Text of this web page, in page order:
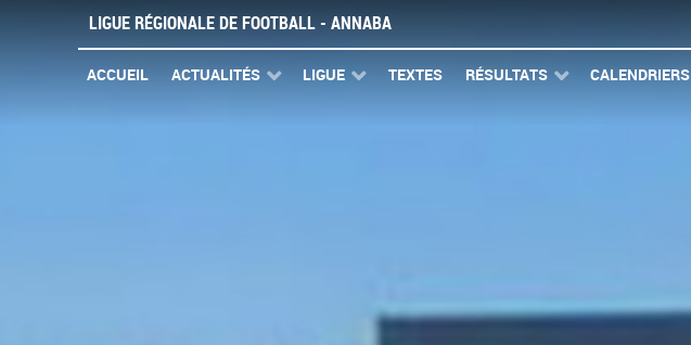
LIGUE RÉGIONALE DE FOOTBALL - ANNABA
ACCUEIL ACTUALITÉS LIGUE TEXTES RÉSULTATS CALENDRIERS